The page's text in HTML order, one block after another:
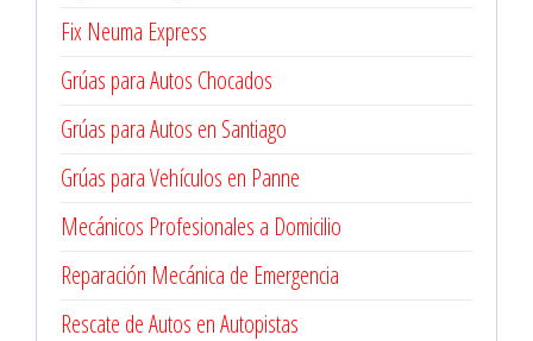
Fix Neuma Express
Grúas para Autos Chocados
Grúas para Autos en Santiago
Grúas para Vehículos en Panne
Mecánicos Profesionales a Domicilio
Reparación Mecánica de Emergencia
Rescate de Autos en Autopistas